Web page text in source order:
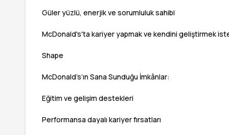
Güler yüzlü, enerjik ve sorumluluk sahibi
McDonald's'ta kariyer yapmak ve kendini geliştirmek
Shape
McDonald’s’ın Sana Sunduğu İmkânlar:
Eğitim ve gelişim destekleri
Performansa dayalı kariyer fırsatları